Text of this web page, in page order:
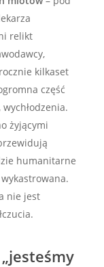
relikt
kilkaset
część
żyjącymi
humanitarne
nie jest